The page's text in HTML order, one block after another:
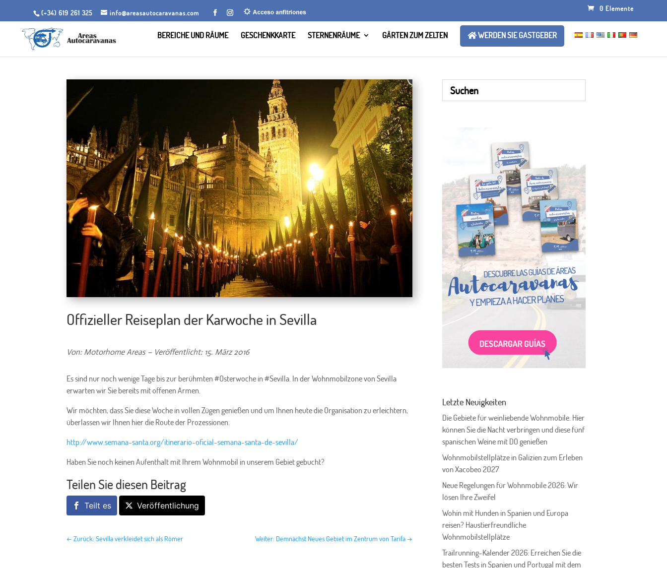
(+34) 619 261 325 info@areasautocaravanas.com
0 Elemente
BEREICHE UND RÄUME GESCHENKKARTE STERNENRÄUME GÄRTEN ZUM ZELTEN WERDEN SIE GASTGEBER
Offizieller Reiseplan der Karwoche in Sevilla
Von: Motorhome Areas – Veröffentlicht: 15. März 2016
Es sind nur noch wenige Tage bis zur berühmten #Osterwoche in #Sevilla. In der Wohnmobilzone von Sevilla
erwarten wir Sie bereits mit offenen Armen.
Wir möchten, dass Sie diese Woche in vollen Zügen genießen und um Ihnen heute die Organisation zu erleichtern,
überlassen wir Ihnen hier die Route der Prozessionen.
http://www.semana-santa.org/itinerario-oficial-semana-santa-de-sevilla/
Haben Sie noch keinen Aufenthalt mit Ihrem Wohnmobil in unserem Gebiet gebucht?
Teilen Sie diesen Beitrag
Teilt es Veröffentlichung
←Zurück: Sevilla verkleidet sich als Römer Weiter: Demnächst Neues Gebiet im Zentrum von Tarifa →
Letzte Neuigkeiten
Die Gebiete für weinliebende Wohnmobile. Hier
können Sie die Nacht verbringen und diese fünf
spanischen Weine mit DO genießen
Wohnmobilstellplätze in Galizien zum Erleben
von Xacobeo 2027
Neue Regelungen für Wohnmobile 2026: Wir
lösen Ihre Zweifel
Wohin mit Hunden in Spanien und Europa
reisen? Haustierfreundliche
Wohnmobilstellplätze
Trailrunning-Kalender 2026: Erreichen Sie die
besten Tests in Spanien und Portugal mit dem